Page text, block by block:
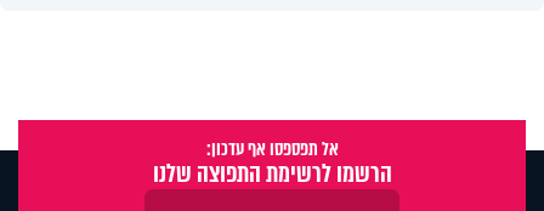
אל תפספסו אף עדכון:
הרשמו לרשימת התפוצה שלנו